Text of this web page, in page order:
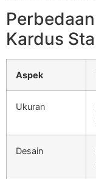
Kardus
Aspek
Ukuran
Desain